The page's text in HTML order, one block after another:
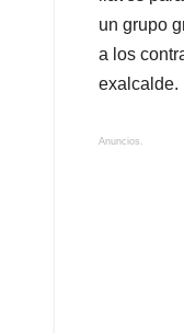
un grupo
a los
exalcalde.
Anuncios.